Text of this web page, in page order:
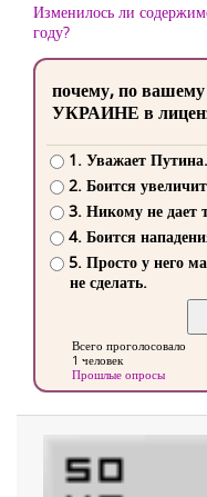
Изменилось ли
году?
почему, по
УКРАИНЕ в
1. Уважает Путина.
2. Боится
3. Никому не дает
4. Боится
5. Просто у него
не сделать.
Всего проголосовало
1 человек
Прошлые опросы